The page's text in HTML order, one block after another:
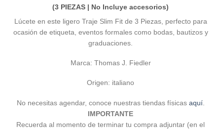
(3 PIEZAS | No Incluye accesorios)
Lúcete en este ligero Traje Slim Fit de 3 Piezas, perfecto para
ocasión de etiqueta, eventos formales como bodas, bautizos y
graduaciones.
Marca: Thomas J. Fiedler
Origen: italiano
No necesitas agendar, conoce nuestras tiendas físicas aquí.
IMPORTANTE
Recuerda al momento de terminar tu compra adjuntar (en el